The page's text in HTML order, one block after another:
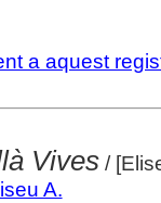
a aquest
Vives/
A.